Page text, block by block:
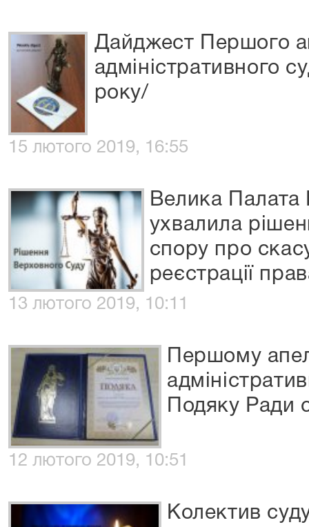
Дайджест Першого
адміністративного
року/
15 лютого 2019, 16:55
Велика Палата
ухвалила
спору про
реєстрації
13 лютого 2019, 10:11
Першому
Подяку Ради
12 лютого 2019, 10:51
Колектив